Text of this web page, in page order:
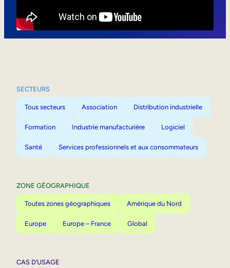
SECTEURS
Tous secteurs Association Distribution industrielle
Formation Industrie manufacturière Logiciel
Santé Services professionnels et aux consommateurs
ZONE GÉOGRAPHIQUE
Toutes zones géographiques Amérique du Nord
Europe Europe – France Global
CAS D’USAGE